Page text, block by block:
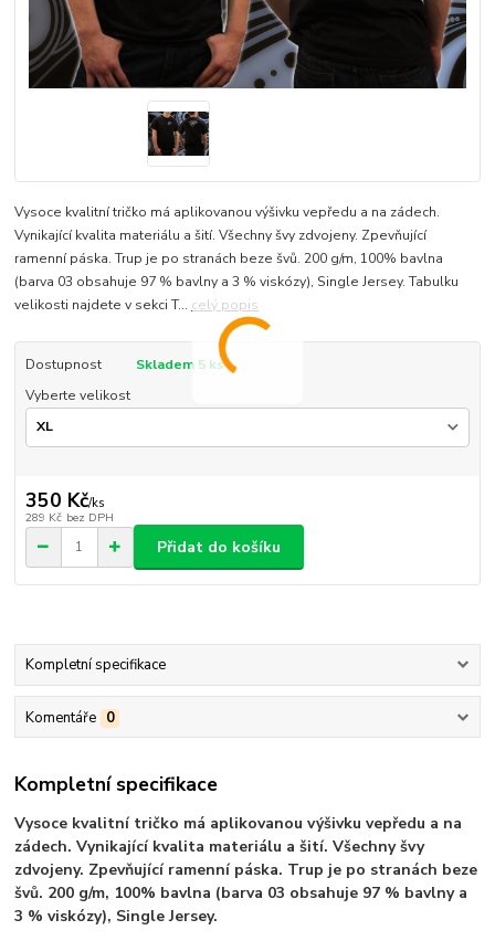
Vysoce kvalitní tričko má aplikovanou výšivku vepředu a na zádech.
Vynikající kvalita materiálu a šití. Všechny švy zdvojeny. Zpevňující
ramenní páska. Trup je po stranách beze švů. 200 g/m, 100% bavlna
(barva 03 obsahuje 97 % bavlny a 3 % viskózy), Single Jersey. Tabulku
velikosti najdete v sekci T... celý popis
Dostupnost
Skladem 5 ks
Vyberte velikost
350 Kč/ks
289 Kč bez DPH
Přidat do košíku
Kompletní specifikace
Komentáře 0
Kompletní specifikace
Vysoce kvalitní tričko má aplikovanou výšivku vepředu a na
zádech. Vynikající kvalita materiálu a šití. Všechny švy
zdvojeny. Zpevňující ramenní páska. Trup je po stranách beze
švů. 200 g/m, 100% bavlna (barva 03 obsahuje 97 % bavlny a
3 % viskózy), Single Jersey.